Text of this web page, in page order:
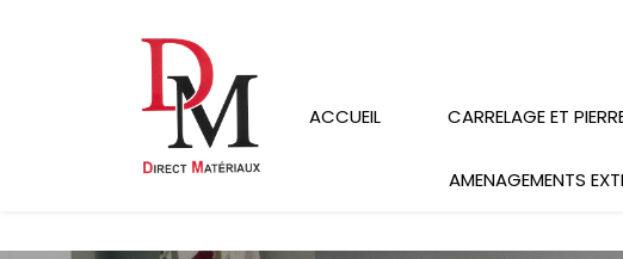
ACCUEIL CARRELAGE ET
AMENAGEMENTS